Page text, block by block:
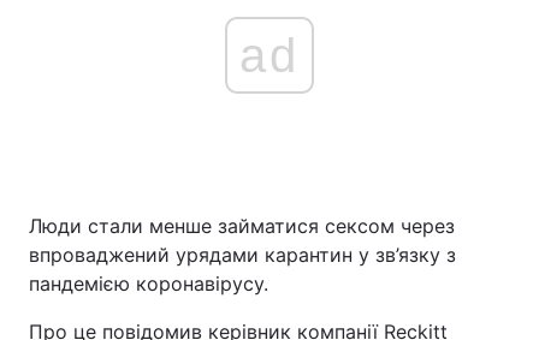
ad
Люди стали менше займатися сексом через
впроваджений урядами карантин у зв’язку з
пандемією коронавірусу.
Про це повідомив керівник компанії Reckitt